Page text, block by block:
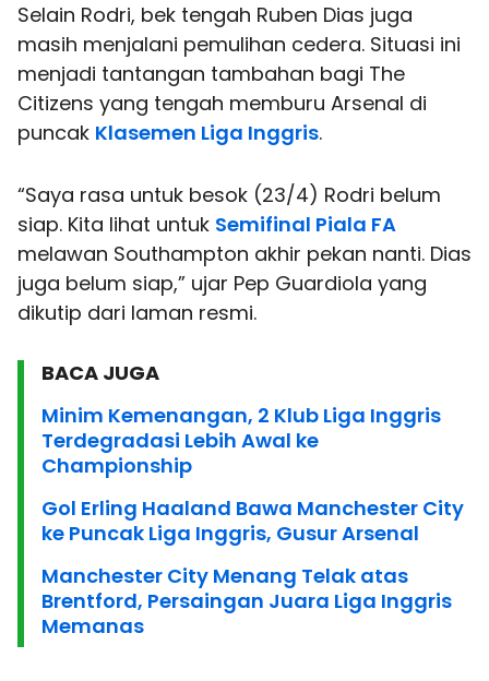
Selain Rodri, bek tengah Ruben Dias juga
masih menjalani pemulihan cedera. Situasi ini
menjadi tantangan tambahan bagi The
Citizens yang tengah memburu Arsenal di
puncak Klasemen Liga Inggris.
“Saya rasa untuk besok (23/4) Rodri belum
siap. Kita lihat untuk Semifinal Piala FA
melawan Southampton akhir pekan nanti. Dias
juga belum siap,” ujar Pep Guardiola yang
dikutip dari laman resmi.
BACA JUGA
Minim Kemenangan, 2 Klub Liga Inggris
Terdegradasi Lebih Awal ke
Championship
Gol Erling Haaland Bawa Manchester City
ke Puncak Liga Inggris, Gusur Arsenal
Manchester City Menang Telak atas
Brentford, Persaingan Juara Liga Inggris
Memanas